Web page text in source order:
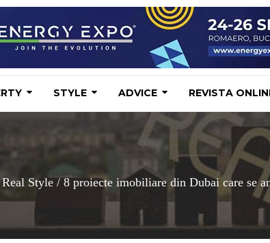
STYLE ADVICE REVISTA
Real Style / 8 proiecte imobiliare din Dubai care se